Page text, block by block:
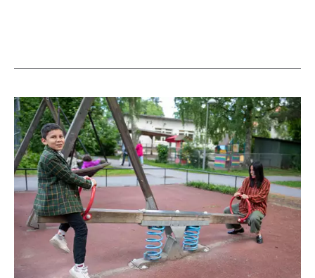
Aktuella artiklar